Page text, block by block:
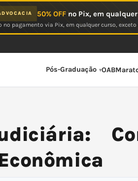
50% OFFno Pix, em
no pagamento via Pix, em qualquer curso,
Pós-Graduação OAB